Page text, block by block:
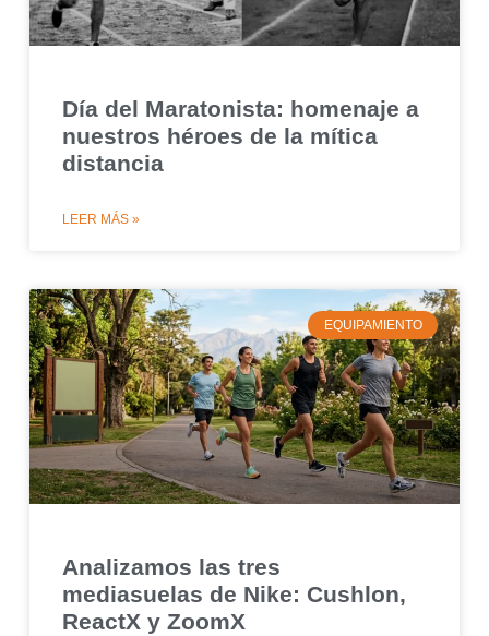
Día del Maratonista: homenaje a
nuestros héroes de la mítica
distancia
LEER MÁS »
EQUIPAMIENTO
Analizamos las tres
mediasuelas de Nike: Cushlon,
ReactX y ZoomX